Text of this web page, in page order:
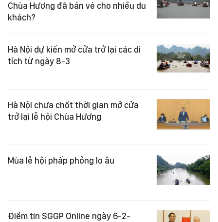
Chùa Hương đã bán vé cho nhiều du
khách?
Hà Nội dự kiến mở cửa trở lại các di
tích từ ngày 8-3
Hà Nội chưa chốt thời gian mở cửa
trở lại lễ hội Chùa Hương
Mùa lễ hội phấp phỏng lo âu
Điểm tin SGGP Online ngày 6-2-